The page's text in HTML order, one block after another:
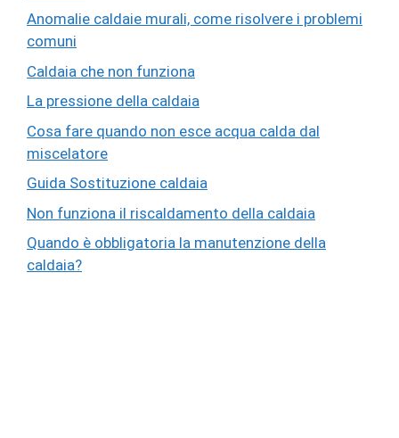
Anomalie caldaie murali, come risolvere i problemi
comuni
Caldaia che non funziona
La pressione della caldaia
Cosa fare quando non esce acqua calda dal
miscelatore
Guida Sostituzione caldaia
Non funziona il riscaldamento della caldaia
Quando è obbligatoria la manutenzione della
caldaia?